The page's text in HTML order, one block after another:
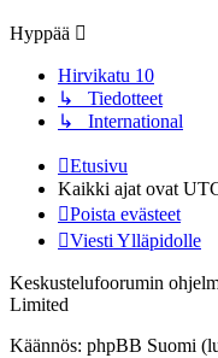
Hyppää
Hirvikatu 10
↳ Tiedotteet
↳ International
Etusivu
Kaikki ajat ovat
Poista evästeet
Viesti Ylläpidolle
Keskustelufoorumin
Limited
Käännös: phpBB Suomi